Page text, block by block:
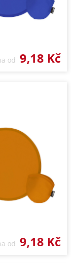
od 9,18 Kč
od 9,18 Kč